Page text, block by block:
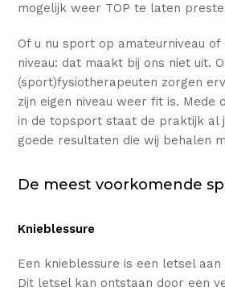
mogelijk weer TOP te laten
Of u nu sport op amateurniveau
niveau: dat maakt bij ons niet uit.
(sport)fysiotherapeuten zorgen
zijn eigen niveau weer fit is. Mede
in de topsport staat de praktijk al
goede resultaten die wij behalen
De meest voorkomende
Knieblessure
Een knieblessure is een letsel
Dit letsel kan ontstaan door een